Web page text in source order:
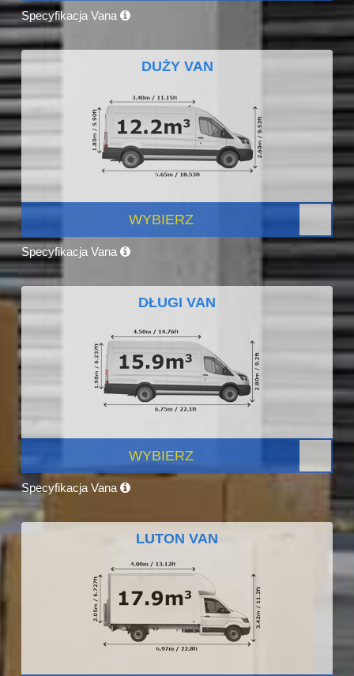
Specyfikacja Vana
DUŻY VAN
WYBIERZ
Specyfikacja Vana
DŁUGI VAN
WYBIERZ
Specyfikacja Vana
LUTON VAN